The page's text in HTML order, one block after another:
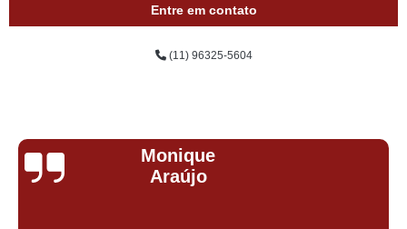
Entre em contato
(11) 96325-5604
Monique
Araújo